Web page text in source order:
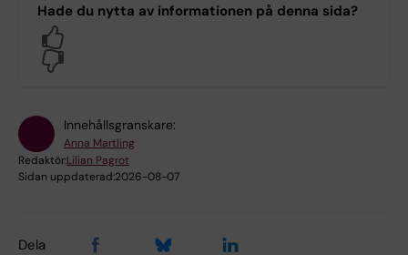
Hade du nytta av informationen på denna sida?
Innehållsgranskare:
Anna Martling
Redaktör:Lilian Pagrot
Sidan uppdaterad:2026-08-07
Dela